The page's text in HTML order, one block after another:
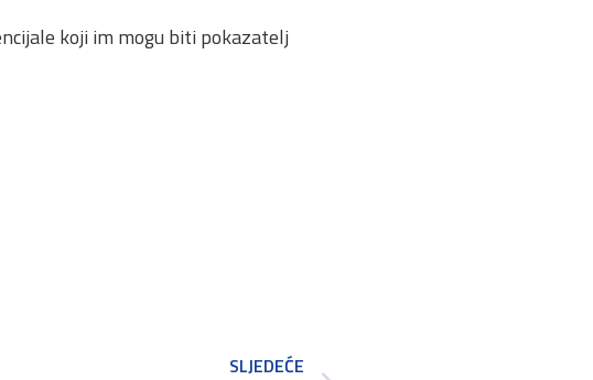
koji im mogu biti pokazatelj
SLJEDEĆE